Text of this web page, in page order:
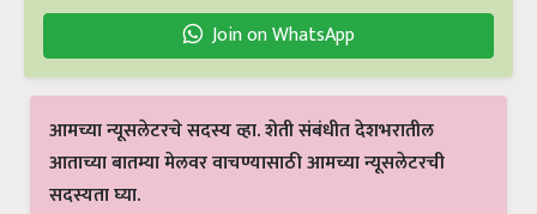
Join on WhatsApp
आमच्या न्यूसलेटरचे सदस्य व्हा. शेती संबंधीत देशभरातील
आताच्या बातम्या मेलवर वाचण्यासाठी आमच्या न्यूसलेटरची
सदस्यता घ्या.